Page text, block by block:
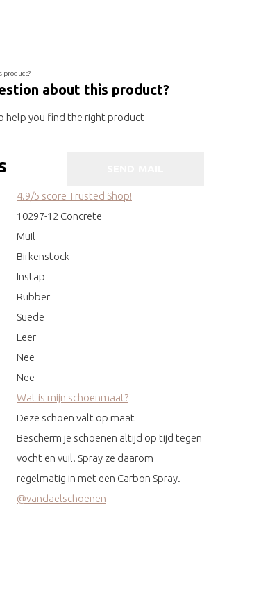
about this product?
help you find the right product
4.9/5 score Trusted Shop!
10297-12 Concrete
Muil
Birkenstock
Instap
Rubber
Suede
Leer
Nee
Nee
Wat is mijn schoenmaat?
Deze schoen valt op maat
Bescherm je schoenen altijd op tijd tegen
vocht en vuil. Spray ze daarom
regelmatig in met een Carbon Spray.
@vandaelschoenen